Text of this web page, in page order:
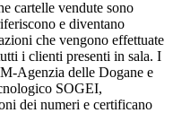
cartelle vendute sono
e diventano
che vengono effettuate
i clienti presenti in sala. I
Agenzia delle Dogane e
SOGEI,
dei numeri e certificano